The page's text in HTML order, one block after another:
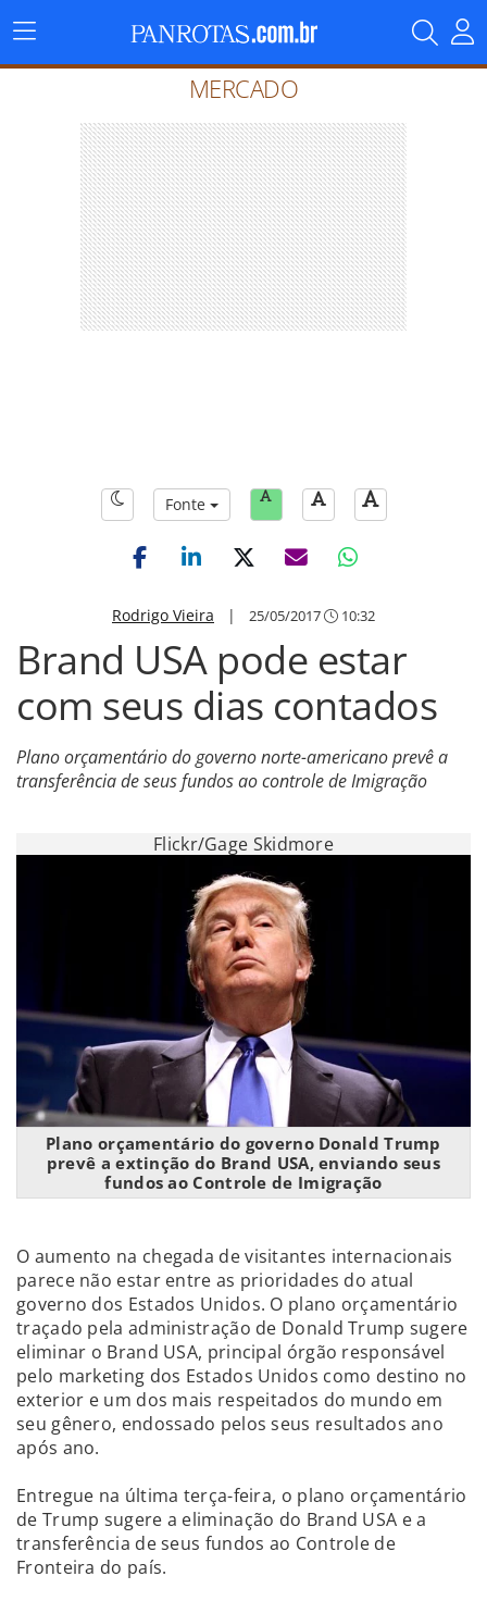
Menu
Principal
MERCADO
Fonte
Rodrigo Vieira | 25/05/2017 10:32
Brand USA pode estar
com seus dias contados
Plano orçamentário do governo norte-americano prevê a
transferência de seus fundos ao controle de Imigração
Flickr/Gage Skidmore
Plano orçamentário do governo Donald Trump
prevê a extinção do Brand USA, enviando seus
fundos ao Controle de Imigração
O aumento na chegada de visitantes internacionais
parece não estar entre as prioridades do atual
governo dos Estados Unidos. O plano orçamentário
traçado pela administração de Donald Trump sugere
eliminar o Brand USA, principal órgão responsável
pelo marketing dos Estados Unidos como destino no
exterior e um dos mais respeitados do mundo em
seu gênero, endossado pelos seus resultados ano
após ano.
Entregue na última terça-feira, o plano orçamentário
de Trump sugere a eliminação do Brand USA e a
transferência de seus fundos ao Controle de
Fronteira do país.